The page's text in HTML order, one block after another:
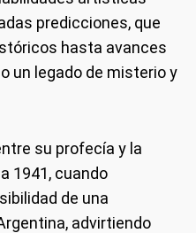
predicciones, que
hasta avances
un legado de misterio y
su profecía y la
1941, cuando
de una
advirtiendo